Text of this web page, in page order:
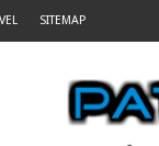
SITEMAP